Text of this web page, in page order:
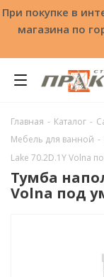
При покупке в
магазина по
Главная - Каталог -
Мебель для ванной -
Lake 70.2D.1Y Volna
Тумба
Volna под